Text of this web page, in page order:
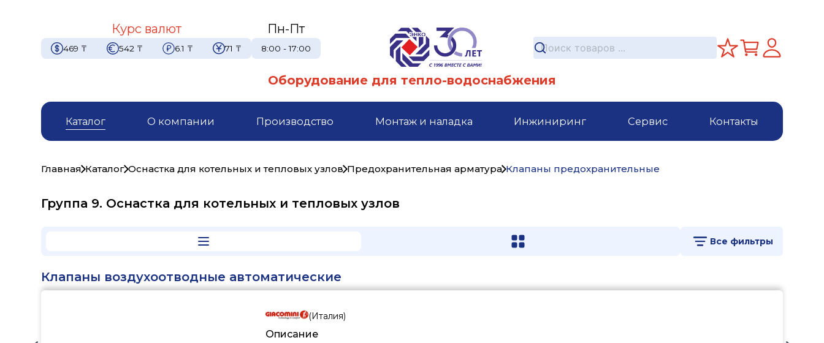
Курс валют
469 ₸ 542 ₸ 6.1 ₸ 71 ₸
Пн-Пт
8:00 - 17:00
Оборудование для тепло-водоснабжения
Каталог О компании Производство Монтаж и наладка Инжиниринг Сервис Контакты
Главная Каталог Оснастка для котельных и тепловых узлов Предохранительная арматура Клапаны предохранительные
Группа 9. Оснастка для котельных и тепловых узлов
Все фильтры
Клапаны воздухоотводные автоматические
(Италия)
Описание